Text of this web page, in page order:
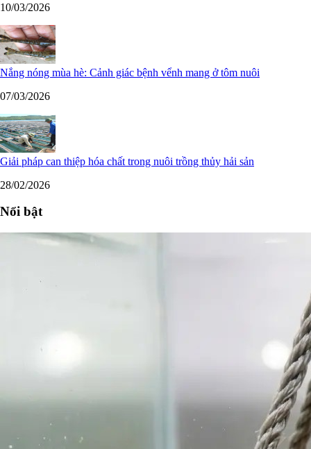
10/03/2026
Nắng nóng mùa hè: Cảnh giác bệnh vểnh mang ở tôm nuôi
07/03/2026
Giải pháp can thiệp hóa chất trong nuôi trồng thủy hải sản
28/02/2026
Nổi bật